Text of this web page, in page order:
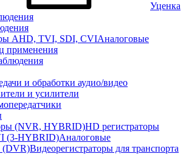
Уценка
AHD, TVI, SDI, CVIАналоговые
применения
и обработки аудио/видео
и усилители
(NVR, HYBRID)HD регистраторы
(3-HYBRID)Аналоговые
(DVR)Видеорегистраторы для транспорта